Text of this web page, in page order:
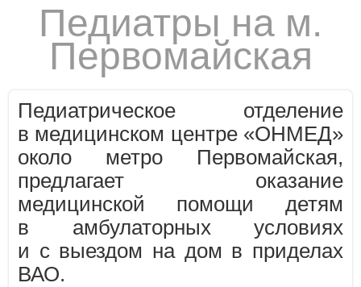
Педиатры на м.
Первомайская
Педиатрическое отделение
в медицинском центре «ОНМЕД»
около метро Первомайская,
предлагает оказание
медицинской помощи детям
в амбулаторных условиях
и с выездом на дом в приделах
ВАО.